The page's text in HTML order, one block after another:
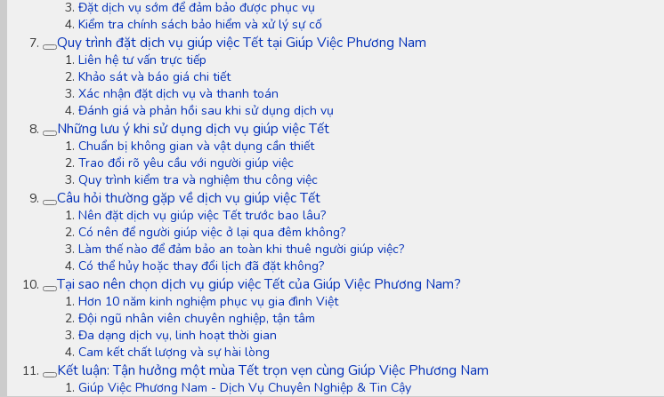
Đặt dịch vụ sớm để đảm bảo được phục vụ
Kiểm tra chính sách bảo hiểm và xử lý sự cố
Quy trình đặt dịch vụ giúp việc Tết tại Giúp Việc Phương Nam
Liên hệ tư vấn trực tiếp
Khảo sát và báo giá chi tiết
Xác nhận đặt dịch vụ và thanh toán
Đánh giá và phản hồi sau khi sử dụng dịch vụ
Những lưu ý khi sử dụng dịch vụ giúp việc Tết
Chuẩn bị không gian và vật dụng cần thiết
Trao đổi rõ yêu cầu với người giúp việc
Quy trình kiểm tra và nghiệm thu công việc
Câu hỏi thường gặp về dịch vụ giúp việc Tết
Nên đặt dịch vụ giúp việc Tết trước bao lâu?
Có nên để người giúp việc ở lại qua đêm không?
Làm thế nào để đảm bảo an toàn khi thuê người giúp việc?
Có thể hủy hoặc thay đổi lịch đã đặt không?
Tại sao nên chọn dịch vụ giúp việc Tết của Giúp Việc Phương Nam?
Hơn 10 năm kinh nghiệm phục vụ gia đình Việt
Đội ngũ nhân viên chuyên nghiệp, tận tâm
Đa dạng dịch vụ, linh hoạt thời gian
Cam kết chất lượng và sự hài lòng
Kết luận: Tận hưởng một mùa Tết trọn vẹn cùng Giúp Việc Phương Nam
Giúp Việc Phương Nam - Dịch Vụ Chuyên Nghiệp & Tin Cậy